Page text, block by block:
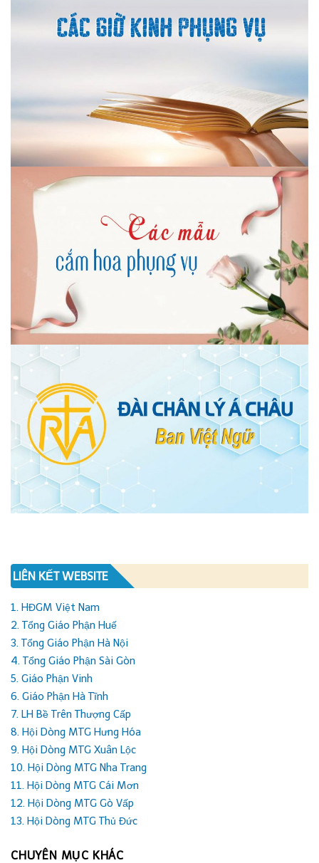
LIÊN KẾT WEBSITE
1. HĐGM Việt Nam
2. Tổng Giáo Phận Huế
3. Tổng Giáo Phận Hà Nội
4. Tổng Giáo Phận Sài Gòn
5. Giáo Phận Vinh
6. Giáo Phận Hà Tĩnh
7. LH Bề Trên Thượng Cấp
8. Hội Dòng MTG Hưng Hóa
9. Hội Dòng MTG Xuân Lộc
10. Hội Dòng MTG Nha Trang
11. Hội Dòng MTG Cái Mơn
12. Hội Dòng MTG Gò Vấp
13. Hội Dòng MTG Thủ Đức
CHUYÊN MỤC KHÁC